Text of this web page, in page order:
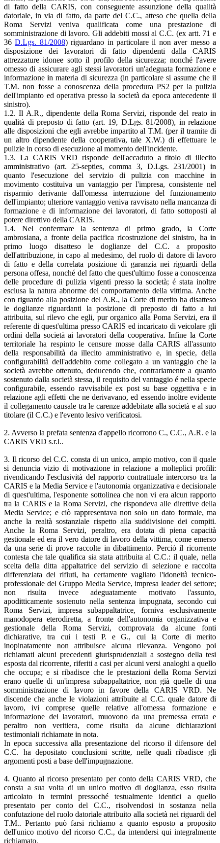
di fatto della CARIS, con conseguente assunzione della qualità
datoriale, in via di fatto, da parte del C.C., atteso che quella della
Roma Servizi veniva qualificata come una prestazione di
somministrazione di lavoro. Gli addebiti mossi al C.C. (ex artt. 71 e
36D.Lgs. 81/2008) riguardano in particolare il non aver messo a
disposizione dei lavoratori di fatto dipendenti dalla CARIS
attrezzature idonee sotto il profilo della sicurezza; nonché l'avere
omesso di assicurare agli stessi lavoratori un'adeguata formazione e
informazione in materia di sicurezza (in particolare si assume che il
T.M. non fosse a conoscenza della procedura PS2 per la pulizia
dell'impianto ed operativa presso la società da epoca antecedente il
sinistro).
1.2. Il A.R., dipendente della Roma Servizi, risponde del reato in
qualità di preposto di fatto (art. 19, D.Lgs. 81/2008), in relazione
alle disposizioni che egli avrebbe impartito al T.M. (per il tramite di
un altro dipendente della cooperativa, tale X.W.) di effettuare le
pulizie in corso di esecuzione al momento dell'incidente.
1.3. La CARIS VRD risponde dell'accaduto a titolo di illecito
amministrativo (art. 25-septies, comma 3, D.Lgs. 231/2001) in
quanto l'esecuzione del servizio di pulizia con macchine in
movimento costituiva un vantaggio per l'impresa, consistente nel
risparmio derivante dall'omessa interruzione del funzionamento
dell'impianto; ulteriore vantaggio veniva ravvisato nella mancanza di
formazione e di informazione dei lavoratori, di fatto sottoposti al
potere direttivo della CARIS.
1.4. Nel confermare la sentenza di primo grado, la Corte
ambrosiana, a fronte della pacifica ricostruzione del sinistro, ha in
primo luogo disatteso le doglianze del C.C. a proposito
dell'attribuzione, in capo al medesimo, del ruolo di datore di lavoro
di fatto e della correlata posizione di garanzia nei riguardi della
persona offesa, nonché del fatto che quest'ultimo fosse a conoscenza
delle procedure di pulizia vigenti presso la società; é stata inoltre
esclusa la natura abnorme del comportamento della vittima. Anche
con riguardo alla posizione del A.R., la Corte di merito ha disatteso
le doglianze riguardanti la posizione di preposto di fatto a lui
attribuita, sul rilevo che egli, pur organico alla Poma Servizi, era il
referente di quest'ultima presso CARIS ed incaricato di veicolare gli
ordini della società ai lavoratori della cooperativa. Infine la Corte
territoriale ha respinto le censure mosse dalla CARIS all'assunto
della responsabilità da illecito amministrativo e, in specie, della
configurabilità dell'addebito come collegato a un vantaggio che la
società avrebbe ottenuto, deducendo che, contrariamente a quanto
sostenuto dalla società stessa, il requisito del vantaggio é nella specie
configurabile, essendo ravvisabile ex post su base oggettiva e in
relazione agli effetti che ne derivavano, ed essendo inoltre evidente
il collegamento causale tra le carenze addebitate alla società e al suo
titolare (il C.C.) e l'evento lesivo verificatosi.
2. Avverso la prefata sentenza d'appello ricorrono C., C.C., A.R. e la
CARIS VRD s.r.l..
3. Il ricorso del C.C. consta di un unico, ampio motivo, con il quale
si denuncia vizio di motivazione in relazione a molteplici profili:
rivendicando l'esclusività del rapporto contrattuale intercorso tra la
CARIS e la Media Service e l'autonomia organizzativa e decisionale
di quest'ultima, l'esponente sottolinea che non vi era alcun rapporto
tra la CARIS e la Roma Servizi, che rispondeva alle direttive della
Media Service; e ciò rappresentava non solo un dato formale, ma
anche la realtà sostanziale rispetto alla suddivisione dei compiti.
Anche la Roma Servizi, peraltro, era dotata di piena capacità
gestionale ed era il vero datore di lavoro della vittima, come emerso
da una serie di prove raccolte in dibattimento. Perciò il ricorrente
contesta che tale qualifica sia stata attribuita al C.C.: il quale, nella
scelta della ditta appaltatrice del servizio di selezione e raccolta
differenziata dei rifiuti, ha certamente vagliato l'idoneità tecnico-
professionale del Gruppo Media Service, impresa leader del settore;
non risulta invece adeguatamente motivato l'assunto,
apoditticamente sostenuto nella sentenza impugnata, secondo cui
Roma Servizi, impresa subappaltatrice, forniva esclusivamente
manodopera eterodiretta, a fronte dell'autonomia organizzativa e
gestionale della Roma Servizi, comprovata da alcune fonti
dichiarative, tra cui i testi P. e G., cui la Corte di merito
inopinatamente non attribuisce alcuna rilevanza. Vengono poi
richiamati alcuni precedenti giurisprudenziali a sostegno della tesi
esposta dal ricorrente, riferiti a casi per alcuni versi analoghi a quello
che occupa; e si ribadisce che le prestazioni della Roma Servizi
erano quelle di un'impresa subappaltatrice, non già quelle di una
somministrazione di lavoro in favore della CARIS VRD. Ne
discende che anche le violazioni attribuite al C.C. quale datore di
lavoro, ivi comprese quelle relative all'omessa formazione e
informazione dei lavoratori, muovono da una premessa errata e
peraltro non veritiera, come risulta da alcune dichiarazioni
testimoniali richiamate in nota.
In epoca successiva alla presentazione del ricorso il difensore del
C.C. ha depositato conclusioni scritte, nelle quali ribadisce gli
argomenti posti a base dell'impugnazione.
4. Quanto al ricorso presentato per conto della CARIS VRD, che
consta a sua volta di un unico motivo di doglianza, esso risulta
articolato in termini pressoché testualmente identici a quello
presentato per conto del C.C., risolvendosi in sostanza nella
confutazione del ruolo datoriale attribuito alla società nei riguardi del
T.M.. Pertanto può farsi richiamo a quanto esposto a proposito
dell'unico motivo del ricorso C.C., da intendersi qui integralmente
richiamato.